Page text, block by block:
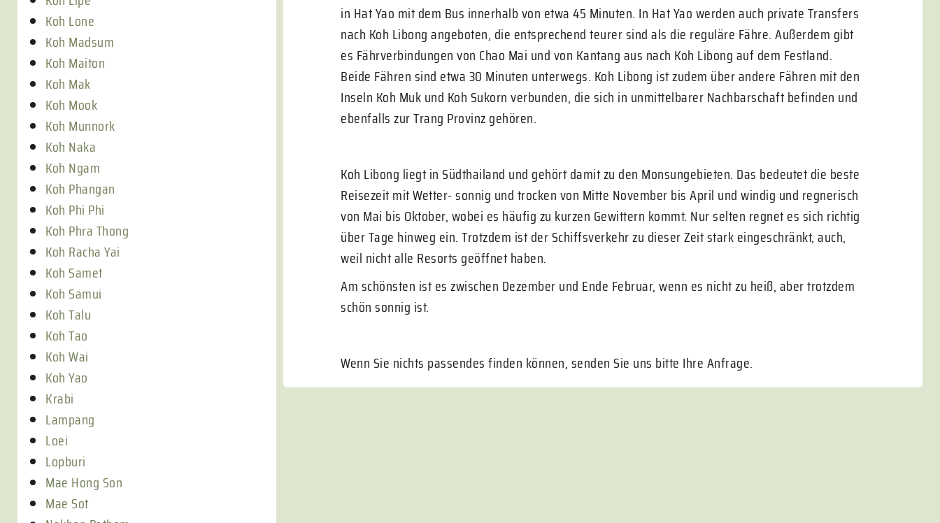
Koh Lone
Koh Madsum
Koh Maiton
Koh Mak
Koh Mook
Koh Munnork
Koh Naka
Koh Ngam
Koh Phangan
Koh Phi Phi
Koh Phra Thong
Koh Racha Yai
Koh Samet
Koh Samui
Koh Talu
Koh Tao
Koh Wai
Koh Yao
Krabi
Lampang
Loei
Lopburi
Mae Hong Son
Mae Sot
in Hat Yao mit dem Bus innerhalb von etwa 45 Minuten. In Hat Yao werden auch private Transfers
nach Koh Libong angeboten, die entsprechend teurer sind als die reguläre Fähre. Außerdem gibt
es Fährverbindungen von Chao Mai und von Kantang aus nach Koh Libong auf dem Festland.
Beide Fähren sind etwa 30 Minuten unterwegs. Koh Libong ist zudem über andere Fähren mit den
Inseln Koh Muk und Koh Sukorn verbunden, die sich in unmittelbarer Nachbarschaft befinden und
ebenfalls zur Trang Provinz gehören.
Koh Libong liegt in Südthailand und gehört damit zu den Monsungebieten. Das bedeutet die beste
Reisezeit mit Wetter- sonnig und trocken von Mitte November bis April und windig und regnerisch
von Mai bis Oktober, wobei es häufig zu kurzen Gewittern kommt. Nur selten regnet es sich richtig
über Tage hinweg ein. Trotzdem ist der Schiffsverkehr zu dieser Zeit stark eingeschränkt, auch,
weil nicht alle Resorts geöffnet haben.
Am schönsten ist es zwischen Dezember und Ende Februar, wenn es nicht zu heiß, aber trotzdem
schön sonnig ist.
Wenn Sie nichts passendes finden können, senden Sie uns bitte Ihre Anfrage.